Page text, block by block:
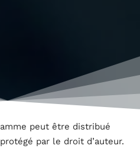
peut être distribué
par le droit d’auteur.